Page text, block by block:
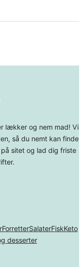
lækker og nem mad! Vi
så du nemt kan finde
sitet og lad dig friste
ForretterSalaterFiskKeto
desserter